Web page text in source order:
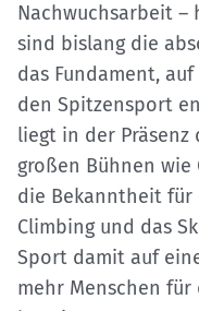
Nachwuchsarbeit
sind bislang die
das Fundament,
den Spitzensport
liegt in der Präsenz
großen Bühnen wie
die Bekanntheit für
Climbing und das
Sport damit auf
mehr Menschen für